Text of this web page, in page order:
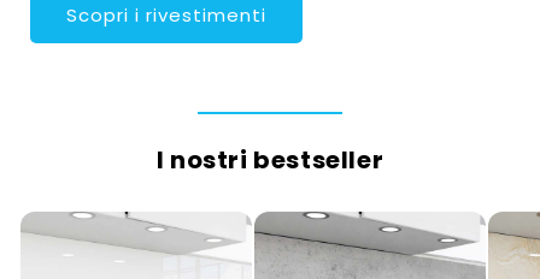
Scopri i rivestimenti
I nostri bestseller